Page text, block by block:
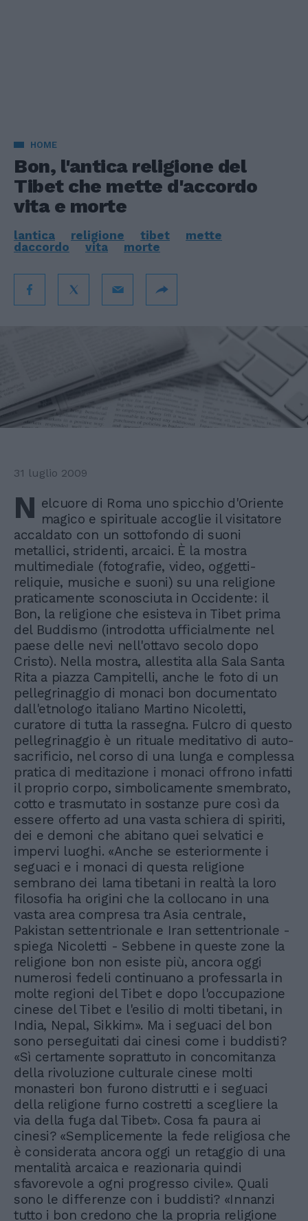
HOME
Bon, l'antica religione del
Tibet che mette d'accordo
vita e morte
lantica religione tibet
mette
daccordo
vita morte
31 luglio 2009
N elcuore di Roma uno spicchio d'Oriente
magico e spirituale accoglie il visitatore
accaldato con un sottofondo di suoni
metallici, stridenti, arcaici. È la mostra
multimediale (fotografie, video, oggetti-
reliquie, musiche e suoni) su una religione
praticamente sconosciuta in Occidente: il
Bon, la religione che esisteva in Tibet prima
del Buddismo (introdotta ufficialmente nel
paese delle nevi nell'ottavo secolo dopo
Cristo). Nella mostra, allestita alla Sala Santa
Rita a piazza Campitelli, anche le foto di un
pellegrinaggio di monaci bon documentato
dall'etnologo italiano Martino Nicoletti,
curatore di tutta la rassegna. Fulcro di questo
pellegrinaggio è un rituale meditativo di auto-
sacrificio, nel corso di una lunga e complessa
pratica di meditazione i monaci offrono infatti
il proprio corpo, simbolicamente smembrato,
cotto e trasmutato in sostanze pure così da
essere offerto ad una vasta schiera di spiriti,
dei e demoni che abitano quei selvatici e
impervi luoghi. «Anche se esteriormente i
seguaci e i monaci di questa religione
sembrano dei lama tibetani in realtà la loro
filosofia ha origini che la collocano in una
vasta area compresa tra Asia centrale,
Pakistan settentrionale e Iran settentrionale -
spiega Nicoletti - Sebbene in queste zone la
religione bon non esiste più, ancora oggi
numerosi fedeli continuano a professarla in
molte regioni del Tibet e dopo l'occupazione
cinese del Tibet e l'esilio di molti tibetani, in
India, Nepal, Sikkim». Ma i seguaci del bon
sono perseguitati dai cinesi come i buddisti?
«Sì certamente soprattuto in concomitanza
della rivoluzione culturale cinese molti
monasteri bon furono distrutti e i seguaci
della religione furno costretti a scegliere la
via della fuga dal Tibet». Cosa fa paura ai
cinesi? «Semplicemente la fede religiosa che
è considerata ancora oggi un retaggio di una
mentalità arcaica e reazionaria quindi
sfavorevole a ogni progresso civile». Quali
sono le differenze con i buddisti? «Innanzi
tutto i bon credono che la propria religione